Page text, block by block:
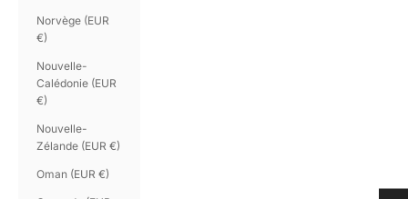
Norvège (EUR
€)
Nouvelle-
Calédonie (EUR
€)
Nouvelle-
Zélande (EUR €)
Oman (EUR €)